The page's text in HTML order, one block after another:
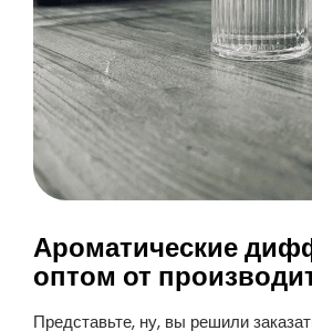
Ароматические
оптом от
Представьте, ну, вы решили